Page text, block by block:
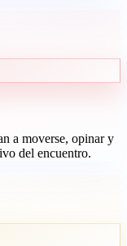
a moverse, opinar y
del encuentro.